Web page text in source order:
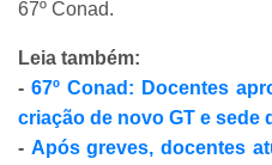
67º Conad.
Leia também:
- 67º Conad: Docentes
criação de novo GT e sede
- Após greves, docentes